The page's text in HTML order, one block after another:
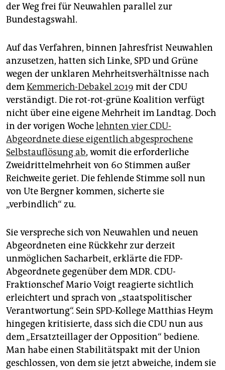
genossenschaft
der Weg frei für Neuwahlen parallel zur
Bundestagswahl.
Auf das Verfahren, binnen Jahresfrist Neuwahlen
anzusetzen, hatten sich Linke, SPD und Grüne
wegen der unklaren Mehrheitsverhältnisse nach
demKemmerich-Debakel 2019 mit der CDU
verständigt. Die rot-rot-grüne Koalition verfügt
nicht über eine eigene Mehrheit im Landtag. Doch
in der vorigen Wochelehnten vier CDU-
Abgeordnete diese eigentlich abgesprochene
Selbstauflösung ab, womit die erforderliche
Zweidrittelmehrheit von 60 Stimmen außer
Reichweite geriet. Die fehlende Stimme soll nun
von Ute Bergner kommen, sicherte sie
„verbindlich“ zu.
Sie verspreche sich von Neuwahlen und neuen
Abgeordneten eine Rückkehr zur derzeit
unmöglichen Sacharbeit, erklärte die FDP-
Abgeordnete gegenüber dem MDR. CDU-
Fraktionschef Mario Voigt reagierte sichtlich
erleichtert und sprach von „staatspolitischer
Verantwortung“. Sein SPD-Kollege Matthias Heym
hingegen kritisierte, dass sich die CDU nun aus
dem „Ersatzteillager der Opposition“ bediene.
Man habe einen Stabilitätspakt mit der Union
geschlossen, von dem sie jetzt abweiche, indem sie